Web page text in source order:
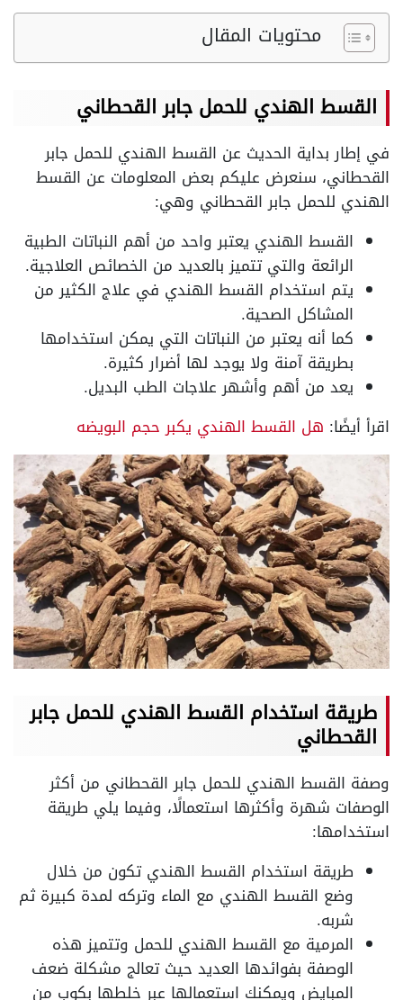
محتويات المقال
القسط الهندي للحمل جابر القحطاني
في إطار بداية الحديث عن القسط الهندي للحمل جابر
القحطاني، سنعرض عليكم بعض المعلومات عن القسط
الهندي للحمل جابر القحطاني وهي:
القسط الهندي يعتبر واحد من أهم النباتات الطبية
الرائعة والتي تتميز بالعديد من الخصائص العلاجية.
يتم استخدام القسط الهندي في علاج الكثير من
المشاكل الصحية.
كما أنه يعتبر من النباتات التي يمكن استخدامها
بطريقة آمنة ولا يوجد لها أضرار كثيرة.
يعد من أهم وأشهر علاجات الطب البديل.
اقرأ أيضًا: هل القسط الهندي يكبر حجم البويضه
طريقة استخدام القسط الهندي للحمل جابر
القحطاني
وصفة القسط الهندي للحمل جابر القحطاني من أكثر
الوصفات شهرة وأكثرها استعمالًا، وفيما يلي طريقة
استخدامها:
طريقة استخدام القسط الهندي تكون من خلال
وضع القسط الهندي مع الماء وتركه لمدة كبيرة ثم
شربه.
المرمية مع القسط الهندي للحمل وتتميز هذه
الوصفة بفوائدها العديد حيث تعالج مشكلة ضعف
المبايض ويمكنك استعمالها عبر خلطها بكوب من